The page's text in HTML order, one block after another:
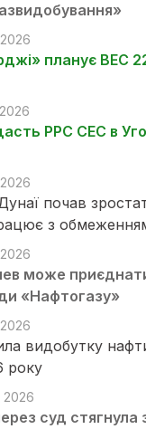
планує ВЕС
PPC СЕС в
почав
з
може
«Нафтогазу»
видобутку
року
2026
суд стягнула